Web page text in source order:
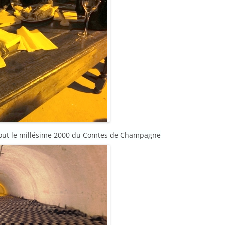
le millésime 2000 du Comtes de Champagne